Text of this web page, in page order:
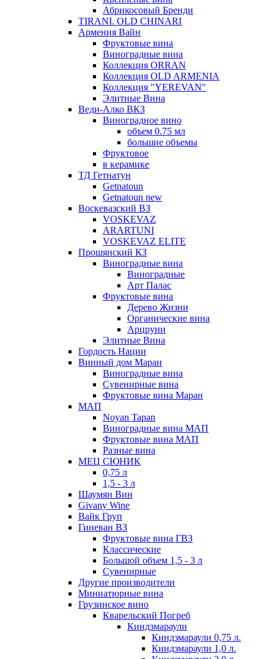
Абрикосовый Бренди
TIRANI. OLD CHINARI
Армения Вайн
Фруктовые вина
Виноградные вина
Коллекция ORRAN
Коллекция OLD ARMENIA
Коллекция "YEREVAN"
Элитные Вина
Веди-Алко ВКЗ
Виноградное вино
объем 0.75 мл
большие объемы
Фруктовое
в керамике
ТД Гетнатун
Getnatoun
Getnatoun new
Воскевазский ВЗ
VOSKEVAZ
ARARTUNI
VOSKEVAZ ELITE
Прошянский КЗ
Виноградные вина
Виноградные
Арт Палас
Фруктовые вина
Дерево Жизни
Органические вина
Арцруни
Элитные Вина
Гордость Нации
Винный дом Маран
Виноградные вина
Сувенирные вина
Фруктовые вина Маран
МАП
Noyan Tapan
Виноградные вина МАП
Фруктовые вина МАП
Разные вина
МЕЦ СЮНИК
0,75 л
1,5 - 3 л
Шаумян Вин
Givany Wine
Вайк Груп
Гиневан ВЗ
Фруктовые вина ГВЗ
Классические
Большой объем 1,5 - 3 л
Сувенирные
Другие производители
Миниатюрные вина
Грузинское вино
Кварельский Погреб
Киндзмараули
Киндзмараули 0,75 л.
Киндзмараули 1,0 л.